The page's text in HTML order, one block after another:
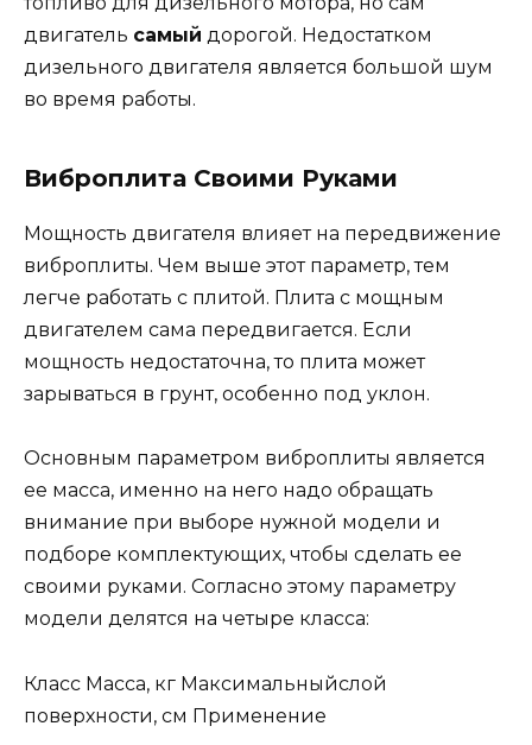
двигатель самый дорогой. Недостатком
дизельного двигателя является большой шум
во время работы.
Виброплита Своими Руками
Мощность двигателя влияет на передвижение
виброплиты. Чем выше этот параметр, тем
легче работать с плитой. Плита с мощным
двигателем сама передвигается. Если
мощность недостаточна, то плита может
зарываться в грунт, особенно под уклон.
Основным параметром виброплиты является
ее масса, именно на него надо обращать
внимание при выборе нужной модели и
подборе комплектующих, чтобы сделать ее
своими руками. Согласно этому параметру
модели делятся на четыре класса:
Класс Масса, кг Максимальныйслой
поверхности, см Применение